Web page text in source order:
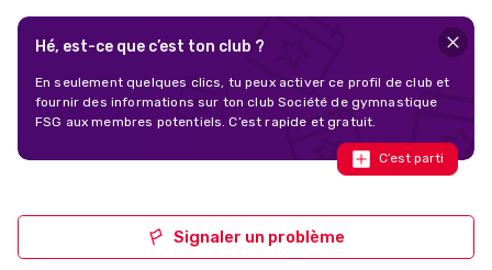
Hé, est-ce que c’est ton club ?
En seulement quelques clics, tu peux activer ce profil de club et
fournir des informations sur ton club Société de gymnastique
FSG aux membres potentiels. C’est rapide et gratuit.
C’est parti
Signaler un problème